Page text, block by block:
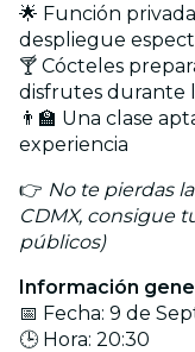
🌟 Función
despliegue
🍸 Cócteles
disfrutes durante
👨‍🏫 Una clase
experiencia
👉 No te pierdas
CDMX, consigue
públicos)
Información
📅 Fecha: 9 de
🕒 Hora: 20:30